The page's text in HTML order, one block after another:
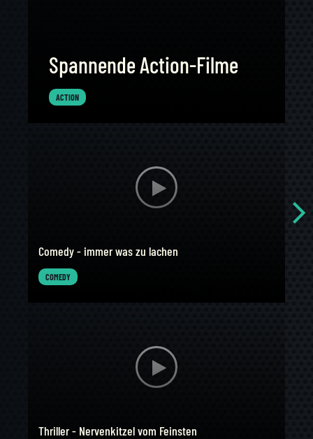
Spannende Action-Filme
ACTION
Comedy - immer was zu lachen
COMEDY
Thriller - Nervenkitzel vom Feinsten